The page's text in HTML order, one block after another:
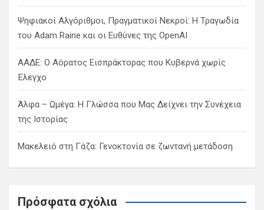
Ψηφιακοί Αλγόριθμοι, Πραγματικοί Νεκροί: Η Τραγωδία
του Adam Raine και οι Ευθύνες της OpenAI
ΑΑΔΕ: Ο Αόρατος Εισπράκτορας που Κυβερνά χωρίς
Έλεγχο
Άλφα – Ωμέγα: Η Γλώσσα που Μας Δείχνει την Συνέχεια
της Ιστορίας
Μακελειό στη Γάζα: Γενοκτονία σε ζωντανή μετάδοση
Πρόσφατα σχόλια